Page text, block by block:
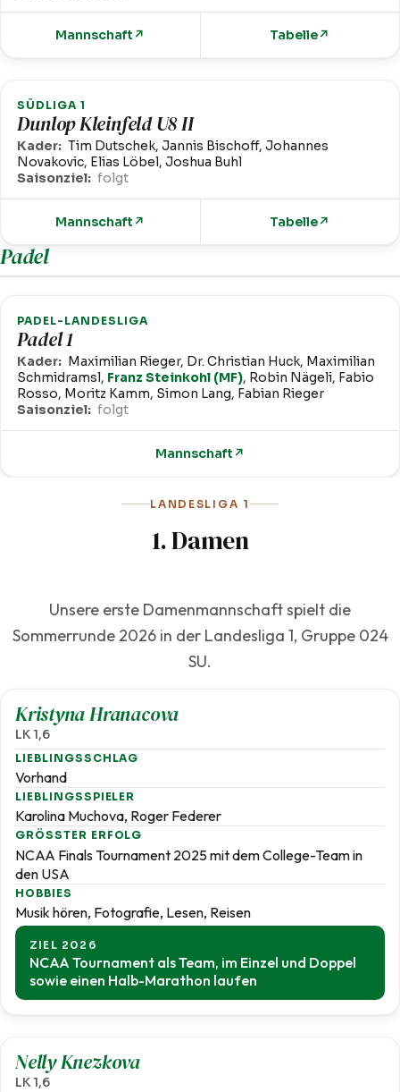
Mannschaft ↗ Tabelle↗
SÜDLIGA 1
Dunlop Kleinfeld U8 II
Kader: Tim Dutschek, Jannis Bischoff, Johannes
Novakovic, Elias Löbel, Joshua Buhl
Saisonziel: folgt
Mannschaft ↗ Tabelle↗
Padel
PADEL-LANDESLIGA
Padel 1
Kader: Maximilian Rieger, Dr. Christian Huck, Maximilian
Schmidramsl, Franz Steinkohl (MF), Robin Nägeli, Fabio
Rosso, Moritz Kamm, Simon Lang, Fabian Rieger
Saisonziel: folgt
Mannschaft ↗
LANDESLIGA 1
1. Damen
Unsere erste Damenmannschaft spielt die
Sommerrunde 2026 in der Landesliga 1, Gruppe 024
SU.
Kristyna Hranacova
LK 1,6
LIEBLINGSSCHLAG
Vorhand
LIEBLINGSSPIELER
Karolina Muchova, Roger Federer
GRÖSSTER ERFOLG
NCAA Finals Tournament 2025 mit dem College-Team in
den USA
HOBBIES
Musik hören, Fotografie, Lesen, Reisen
ZIEL 2026
NCAA Tournament als Team, im Einzel und Doppel
sowie einen Halb-Marathon laufen
Nelly Knezkova
LK 1,6